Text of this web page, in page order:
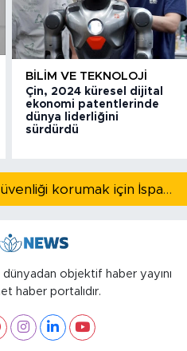
BILIM VE TEKNOLOJI
Çin, 2024 küresel dijital
ekonomi patentlerinde
dünya liderliğini
sürdürdü
İtalya Başbakanı: Ulusal güvenliği korumak için İspanya ile Schengen kapsamındaki serbest dolaşımı askıya alıyoruz
objektif haber yayını
haber portalıdır.